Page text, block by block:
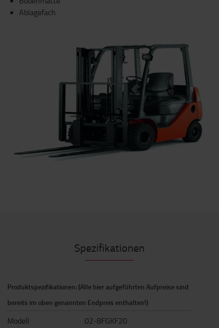
Ablagefach
Spezifikationen
Produktspezifikationen: (Alle hier aufgeführten Aufpreise sind
bereits im oben genannten Endpreis enthalten!)
Modell 02-8FGKF20